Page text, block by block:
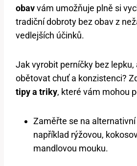
obavvám umožňuje plně si
tradiční dobroty bez obav z
vedlejších účinků.
Jak vyrobit perníčky bez
obětovat chuť a konzistenci?
tipy a triky, které vám mohou
Zaměřte se na
například rýžovou,
mandlovou mouku.